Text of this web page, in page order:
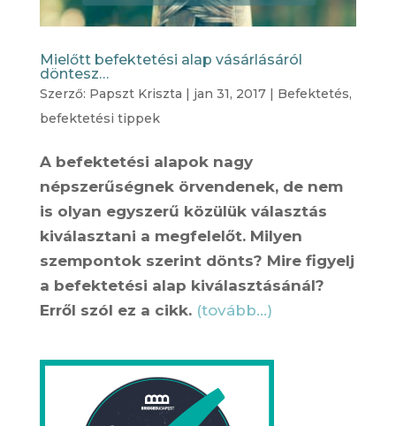
Mielőtt befektetési alap vásárlásáról
döntesz…
Szerző: Papszt Kriszta | jan 31, 2017| Befektetés,
befektetési tippek
A befektetési alapok nagy
népszerűségnek örvendenek, de nem
is olyan egyszerű közülük választás
kiválasztani a megfelelőt. Milyen
szempontok szerint dönts? Mire figyelj
a befektetési alap kiválasztásánál?
Erről szól ez a cikk. (tovább…)